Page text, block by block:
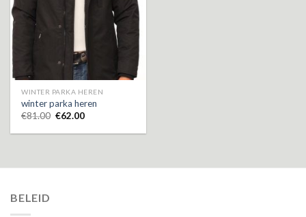
WINTER PARKA HEREN
winter parka heren
€81.00 €62.00
BELEID